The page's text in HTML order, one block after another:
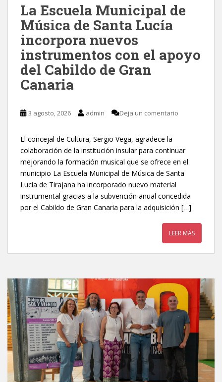
La Escuela Municipal de
Música de Santa Lucía
incorpora nuevos
instrumentos con el apoyo
del Cabildo de Gran
Canaria
3 agosto, 2026 admin Deja un comentario
El concejal de Cultura, Sergio Vega, agradece la
colaboración de la institución insular para continuar
mejorando la formación musical que se ofrece en el
municipio La Escuela Municipal de Música de Santa
Lucía de Tirajana ha incorporado nuevo material
instrumental gracias a la subvención anual concedida
por el Cabildo de Gran Canaria para la adquisición […]
LEER MÁS